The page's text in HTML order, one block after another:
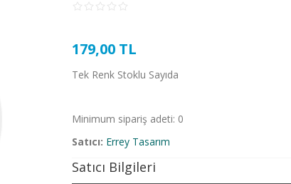
179,00 TL
Tek Renk Stoklu Sayıda
Minimum sipariş adeti: 0
Satıcı: Errey Tasarım
Satıcı Bilgileri